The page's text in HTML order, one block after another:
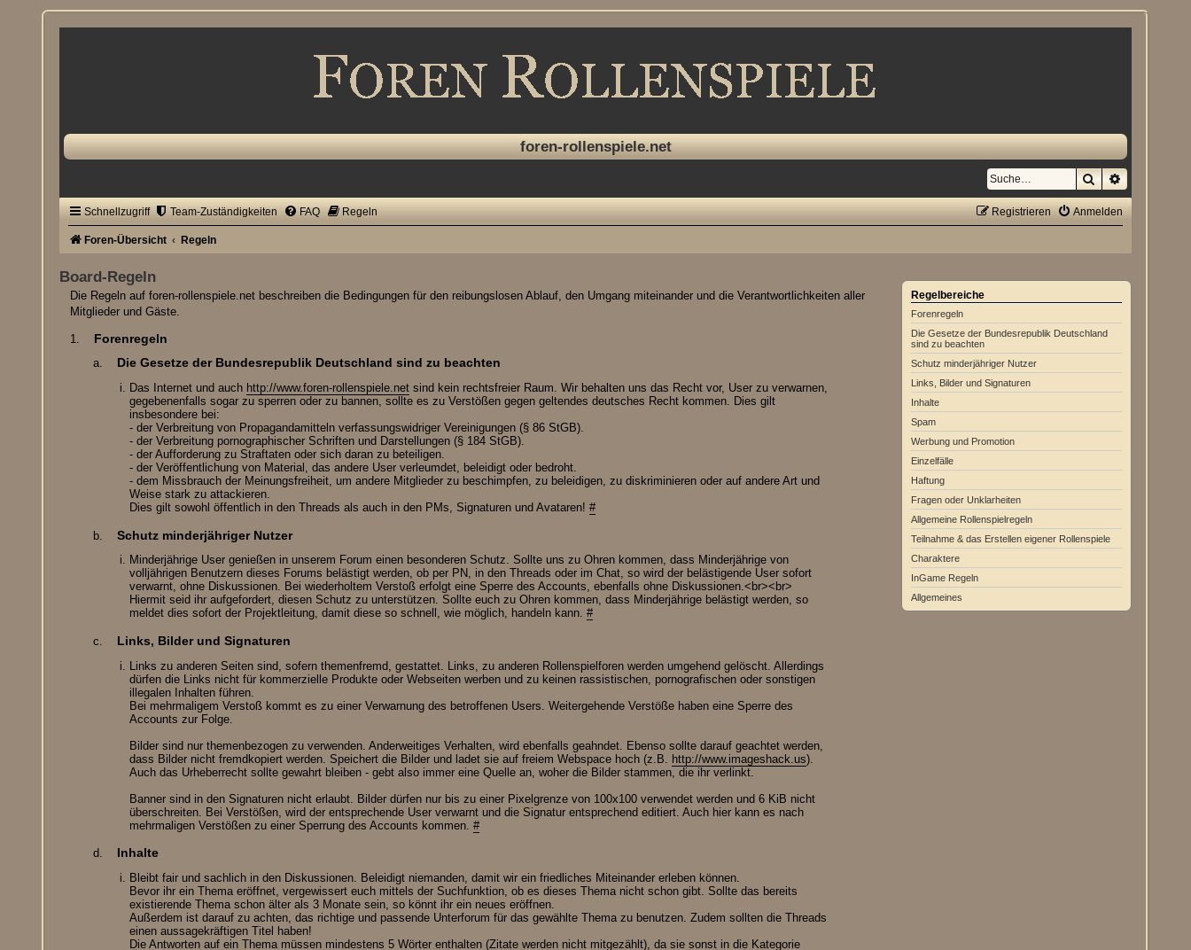
foren-rollenspiele.net
SucheErweiterte
Schnellzugriff Team-Zuständigkeiten FAQ Regeln Anmelden
Registrieren
Foren-Übersicht Regeln
Regelbereiche
Forenregeln
Die Gesetze der Bundesrepublik Deutschland
sind zu beachten
Schutz minderjähriger Nutzer
Links, Bilder und Signaturen
Inhalte
Spam
Werbung und Promotion
Einzelfälle
Haftung
Fragen oder Unklarheiten
Allgemeine Rollenspielregeln
Teilnahme & das Erstellen eigener Rollenspiele
Charaktere
InGame Regeln
Allgemeines
Board-Regeln
Die Regeln auf foren-rollenspiele.net beschreiben die Bedingungen für den reibungslosen Ablauf, den Umgang miteinander und die Verantwortlichkeiten aller
Mitglieder und Gäste.
Forenregeln
Die Gesetze der Bundesrepublik Deutschland sind zu beachten
Das Internet und auch http://www.foren-rollenspiele.net sind kein rechtsfreier Raum. Wir behalten uns das Recht vor, User zu verwarnen,
gegebenenfalls sogar zu sperren oder zu bannen, sollte es zu Verstößen gegen geltendes deutsches Recht kommen. Dies gilt
insbesondere bei:
- der Verbreitung von Propagandamitteln verfassungswidriger Vereinigungen (§ 86 StGB).
- der Verbreitung pornographischer Schriften und Darstellungen (§ 184 StGB).
- der Aufforderung zu Straftaten oder sich daran zu beteiligen.
- der Veröffentlichung von Material, das andere User verleumdet, beleidigt oder bedroht.
- dem Missbrauch der Meinungsfreiheit, um andere Mitglieder zu beschimpfen, zu beleidigen, zu diskriminieren oder auf andere Art und
Weise stark zu attackieren.
Dies gilt sowohl öffentlich in den Threads als auch in den PMs, Signaturen und Avataren!#
Schutz minderjähriger Nutzer
Minderjährige User genießen in unserem Forum einen besonderen Schutz. Sollte uns zu Ohren kommen, dass Minderjährige von
volljährigen Benutzern dieses Forums belästigt werden, ob per PN, in den Threads oder im Chat, so wird der belästigende User sofort
verwarnt, ohne Diskussionen. Bei wiederholtem Verstoß erfolgt eine Sperre des Accounts, ebenfalls ohne Diskussionen.<br><br>
Hiermit seid ihr aufgefordert, diesen Schutz zu unterstützen. Sollte euch zu Ohren kommen, dass Minderjährige belästigt werden, so
meldet dies sofort der Projektleitung, damit diese so schnell, wie möglich, handeln kann.#
Links, Bilder und Signaturen
Links zu anderen Seiten sind, sofern themenfremd, gestattet. Links, zu anderen Rollenspielforen werden umgehend gelöscht. Allerdings
dürfen die Links nicht für kommerzielle Produkte oder Webseiten werben und zu keinen rassistischen, pornografischen oder sonstigen
illegalen Inhalten führen.
Bei mehrmaligem Verstoß kommt es zu einer Verwarnung des betroffenen Users. Weitergehende Verstöße haben eine Sperre des
Accounts zur Folge.
Bilder sind nur themenbezogen zu verwenden. Anderweitiges Verhalten, wird ebenfalls geahndet. Ebenso sollte darauf geachtet werden,
dass Bilder nicht fremdkopiert werden. Speichert die Bilder und ladet sie auf freiem Webspace hoch (z.B. http://www.imageshack.us).
Auch das Urheberrecht sollte gewahrt bleiben - gebt also immer eine Quelle an, woher die Bilder stammen, die ihr verlinkt.
Banner sind in den Signaturen nicht erlaubt. Bilder dürfen nur bis zu einer Pixelgrenze von 100x100 verwendet werden und 6 KiB nicht
überschreiten. Bei Verstößen, wird der entsprechende User verwarnt und die Signatur entsprechend editiert. Auch hier kann es nach
mehrmaligen Verstößen zu einer Sperrung des Accounts kommen.#
Inhalte
Bleibt fair und sachlich in den Diskussionen. Beleidigt niemanden, damit wir ein friedliches Miteinander erleben können.
Bevor ihr ein Thema eröffnet, vergewissert euch mittels der Suchfunktion, ob es dieses Thema nicht schon gibt. Sollte das bereits
existierende Thema schon älter als 3 Monate sein, so könnt ihr ein neues eröffnen.
Außerdem ist darauf zu achten, das richtige und passende Unterforum für das gewählte Thema zu benutzen. Zudem sollten die Threads
einen aussagekräftigen Titel haben!
Die Antworten auf ein Thema müssen mindestens 5 Wörter enthalten (Zitate werden nicht mitgezählt), da sie sonst in die Kategorie